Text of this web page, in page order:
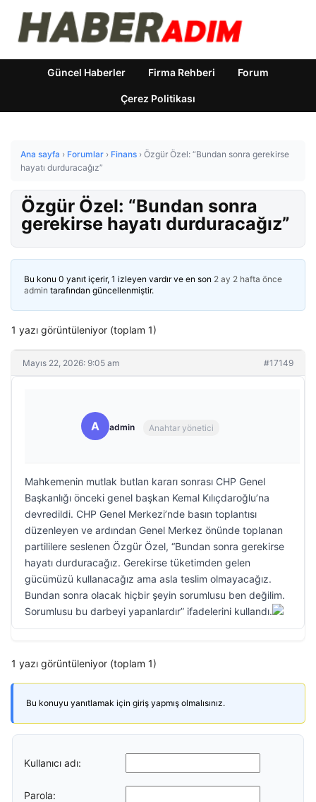
Güncel Haberler Firma Rehberi Forum
Çerez Politikası
Ana sayfa › Forumlar › Finans › Özgür Özel: “Bundan sonra gerekirse
hayatı durduracağız”
Özgür Özel: “Bundan sonra
gerekirse hayatı durduracağız”
Bu konu 0 yanıt içerir, 1 izleyen vardır ve en son 2 ay 2 hafta önce
admin tarafından güncellenmiştir.
1 yazı görüntüleniyor (toplam 1)
Mayıs 22, 2026: 9:05 am #17149
A admin Anahtar yönetici
Mahkemenin mutlak butlan kararı sonrası CHP Genel
Başkanlığı önceki genel başkan Kemal Kılıçdaroğlu’na
devredildi. CHP Genel Merkezi’nde basın toplantısı
düzenleyen ve ardından Genel Merkez önünde toplanan
partililere seslenen Özgür Özel, “Bundan sonra gerekirse
hayatı durduracağız. Gerekirse tüketimden gelen
gücümüzü kullanacağız ama asla teslim olmayacağız.
Bundan sonra olacak hiçbir şeyin sorumlusu ben değilim.
Sorumlusu bu darbeyi yapanlardır” ifadelerini kullandı.
1 yazı görüntüleniyor (toplam 1)
Bu konuyu yanıtlamak için giriş yapmış olmalısınız.
Kullanıcı adı:
Parola: